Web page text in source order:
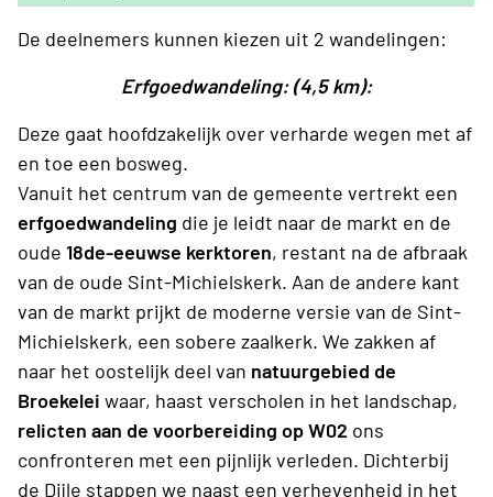
De deelnemers kunnen kiezen uit 2 wandelingen:
Erfgoedwandeling: (4,5 km):
Deze gaat hoofdzakelijk over verharde wegen met af
en toe een bosweg.
Vanuit het centrum van de gemeente vertrekt een
erfgoedwandeling die je leidt naar de markt en de
oude 18de-eeuwse kerktoren, restant na de afbraak
van de oude Sint-Michielskerk. Aan de andere kant
van de markt prijkt de moderne versie van de Sint-
Michielskerk, een sobere zaalkerk. We zakken af
naar het oostelijk deel van natuurgebied de
Broekelei waar, haast verscholen in het landschap,
relicten aan de voorbereiding op W02 ons
confronteren met een pijnlijk verleden. Dichterbij
de Dijle stappen we naast een verhevenheid in het